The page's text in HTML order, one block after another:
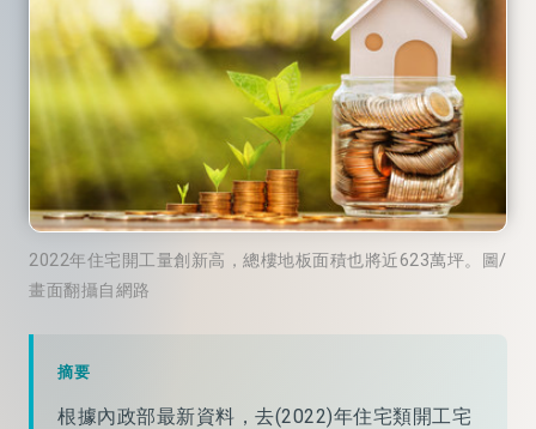
2022年住宅開工量創新高，總樓地板面積也將近623萬坪。圖/
畫面翻攝自網路
摘要
根據內政部最新資料，去(2022)年住宅類開工宅